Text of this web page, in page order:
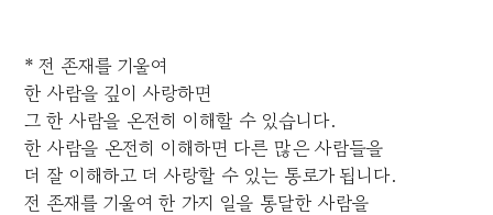
* 전 존재를 기울여
한 사람을 깊이 사랑하면
그 한 사람을 온전히 이해할 수 있습니다.
한 사람을 온전히 이해하면 다른 많은 사람들을
더 잘 이해하고 더 사랑할 수 있는 통로가 됩니다.
전 존재를 기울여 한 가지 일을 통달한 사람을